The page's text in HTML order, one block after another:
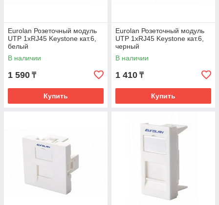
Eurolan Розеточный модуль
UTP 1xRJ45 Keystone кат.6,
белый
В наличии
1 590 ₸
Купить
Eurolan Розеточный модуль
UTP 1xRJ45 Keystone кат.6,
черный
В наличии
1 410 ₸
Купить